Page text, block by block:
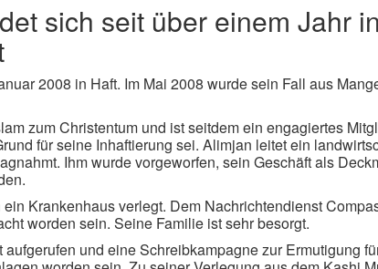
sich seit über einem Jahr in
2008 in Haft. Im Mai 2008 wurde sein Fall aus
zum Christentum und ist seitdem ein engagiertes
für seine Inhaftierung sei. Alimjan leitet ein
Ihm wurde vorgeworfen, sein Geschäft als
Krankenhaus verlegt. Dem Nachrichtendienst
worden sein. Seine Familie ist sehr besorgt.
und eine Schreibkampagne zur Ermutigung